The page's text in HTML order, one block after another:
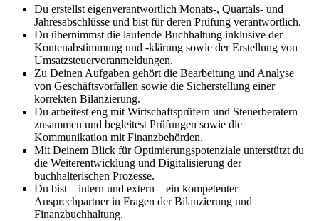
Du erstellst eigenverantwortlich Monats-, Quartals- und
Jahresabschlüsse und bist für deren Prüfung verantwortlich.
Du übernimmst die laufende Buchhaltung inklusive der
Kontenabstimmung und -klärung sowie der Erstellung von
Umsatzsteuervoranmeldungen.
Zu Deinen Aufgaben gehört die Bearbeitung und Analyse
von Geschäftsvorfällen sowie die Sicherstellung einer
korrekten Bilanzierung.
Du arbeitest eng mit Wirtschaftsprüfern und Steuerberatern
zusammen und begleitest Prüfungen sowie die
Kommunikation mit Finanzbehörden.
Mit Deinem Blick für Optimierungspotenziale unterstützt du
die Weiterentwicklung und Digitalisierung der
buchhalterischen Prozesse.
Du bist – intern und extern – ein kompetenter
Ansprechpartner in Fragen der Bilanzierung und
Finanzbuchhaltung.